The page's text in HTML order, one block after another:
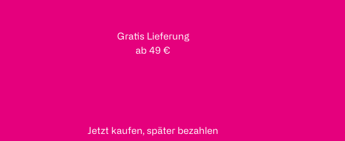
Gratis Lieferung
ab 49 €
Jetzt kaufen, später bezahlen